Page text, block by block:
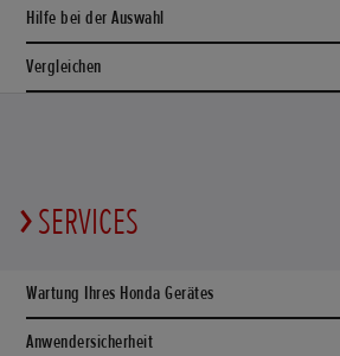
Hilfe bei der Auswahl
Vergleichen
SERVICES
Wartung Ihres Honda Gerätes
Anwendersicherheit